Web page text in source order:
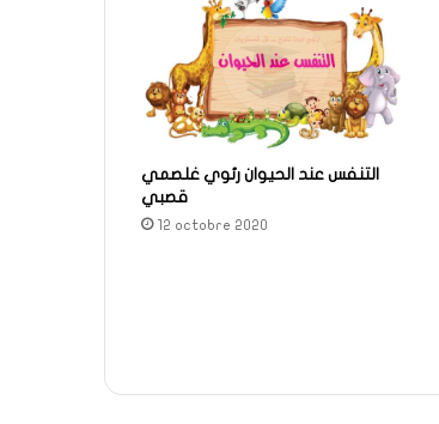
التنفس عند الحيوان رئوي غلصمي
قصبي
12 octobre 2020